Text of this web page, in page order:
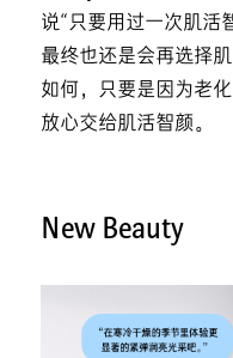
说“只要用过一次肌活
最终也还是会再选择
如何，只要是因为老
放心交给肌活智颜。
New Beauty